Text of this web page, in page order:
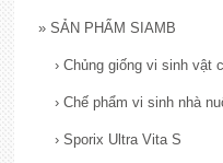
» SẢN PHẨM SIAMB
› Chủng giống vi sinh vật
› Chế phẩm vi sinh nhà
› Sporix Ultra Vita S